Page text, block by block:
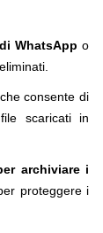
WhatsApp o
, che consente di
scaricati in
archiviare i
proteggere i